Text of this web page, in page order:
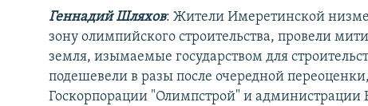
Геннадий Шляхов: Жители Имеретинской
зону олимпийского строительства, провели
земля, изымаемые государством для
подешевели в разы после очередной
Госкорпорации "Олимпстрой" и администрации